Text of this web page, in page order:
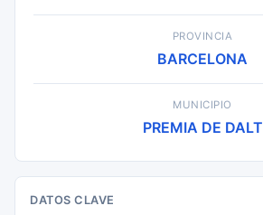
PROVINCIA
BARCELONA
MUNICIPIO
PREMIA DE DALT
DATOS CLAVE